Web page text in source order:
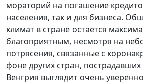
мораторий на погашение
населения, так и для бизнеса.
климат в стране остается
благоприятным, несмотря на
потрясения, связанные с
фоне других стран,
Венгрия выглядит очень